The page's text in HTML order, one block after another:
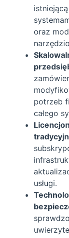
oraz
potrzeb
całego
usługi.